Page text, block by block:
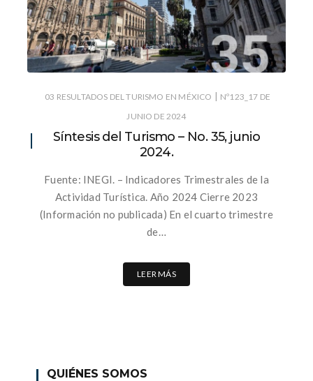
03 RESULTADOS DEL TURISMO EN MÉXICO | Nº123_17 DE
JUNIO DE 2024
Síntesis del Turismo – No. 35, junio
2024.
Fuente: INEGI. – Indicadores Trimestrales de la
Actividad Turística. Año 2024 Cierre 2023
(Información no publicada) En el cuarto trimestre
de…
LEER MÁS
QUIÉNES SOMOS